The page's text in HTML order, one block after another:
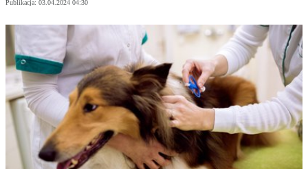
Publikacja: 03.04.2024 04:30